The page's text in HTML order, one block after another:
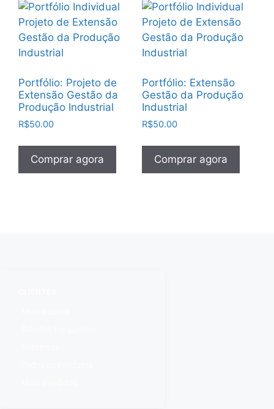
Portfólio: Projeto de
Extensão Gestão da
Produção Industrial
R$50.00
Comprar agora
Portfólio: Extensão
Gestão da Produção
Industrial
R$50.00
Comprar agora